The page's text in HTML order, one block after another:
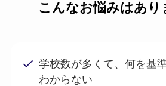
こんなお悩みはあり
学校数が多くて、何を基
わからない